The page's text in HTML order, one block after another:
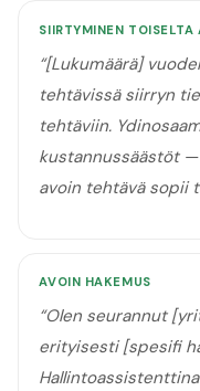
SIIRTYMINEN TOISELTA
“[Lukumäärä]
tehtävissä siirryn
tehtäviin.
kustannussäästöt
avoin tehtävä sopii
AVOIN HAKEMUS
“Olen seurannut
erityisesti [spesifi